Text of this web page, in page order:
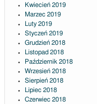
Kwiecień 2019
Marzec 2019
Luty 2019
Styczeń 2019
Grudzień 2018
Listopad 2018
Październik 2018
Wrzesień 2018
Sierpień 2018
Lipiec 2018
Czerwiec 2018